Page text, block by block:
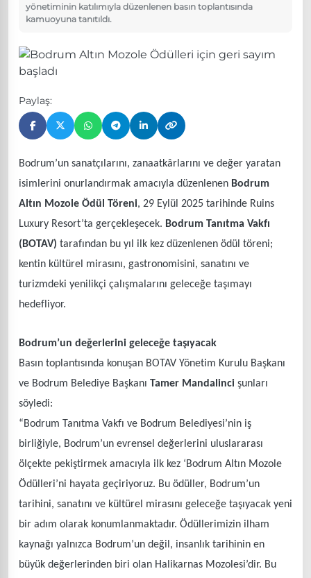
yönetiminin katılımıyla düzenlenen basın toplantısında
kamuoyuna tanıtıldı.
Paylaş:
Bodrum’un sanatçılarını, zanaatkârlarını ve değer yaratan
isimlerini onurlandırmak amacıyla düzenlenen Bodrum
Altın Mozole Ödül Töreni, 29 Eylül 2025 tarihinde Ruins
Luxury Resort’ta gerçekleşecek. Bodrum Tanıtma Vakfı
(BOTAV) tarafından bu yıl ilk kez düzenlenen ödül töreni;
kentin kültürel mirasını, gastronomisini, sanatını ve
turizmdeki yenilikçi çalışmalarını geleceğe taşımayı
hedefliyor.
Bodrum’un değerlerini geleceğe taşıyacak
Basın toplantısında konuşan BOTAV Yönetim Kurulu Başkanı
ve Bodrum Belediye Başkanı Tamer Mandalinci şunları
söyledi:
“Bodrum Tanıtma Vakfı ve Bodrum Belediyesi’nin iş
birliğiyle, Bodrum’un evrensel değerlerini uluslararası
ölçekte pekiştirmek amacıyla ilk kez ‘Bodrum Altın Mozole
Ödülleri’ni hayata geçiriyoruz. Bu ödüller, Bodrum’un
tarihini, sanatını ve kültürel mirasını geleceğe taşıyacak yeni
bir adım olarak konumlanmaktadır. Ödüllerimizin ilham
kaynağı yalnızca Bodrum’un değil, insanlık tarihinin en
büyük değerlerinden biri olan Halikarnas Mozolesi’dir. Bu